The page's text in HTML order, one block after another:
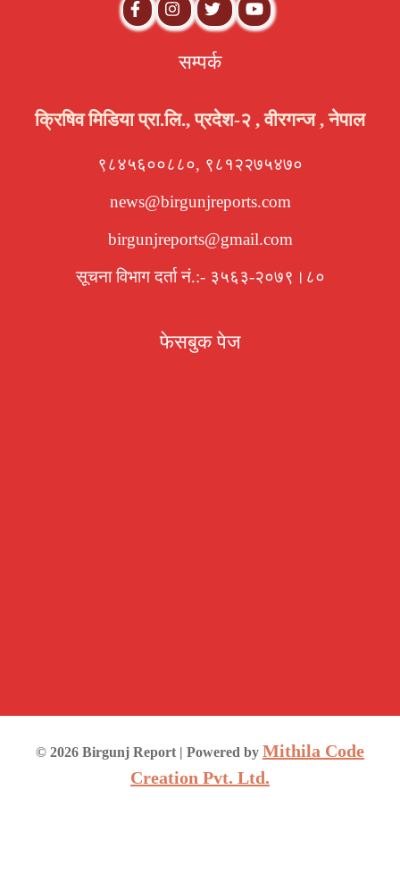
सम्पर्क
क्रिषिव मिडिया प्रा.लि., प्रदेश-२ , वीरगन्ज , नेपाल
९८४५६००८८०, ९८१२२७५४७०
news@birgunjreports.com
birgunjreports@gmail.com
सूचना विभाग दर्ता नं.:- ३५६३-२०७९।८०
फेसबुक पेज
© 2026 Birgunj Report | Powered by Mithila Code
Creation Pvt. Ltd.